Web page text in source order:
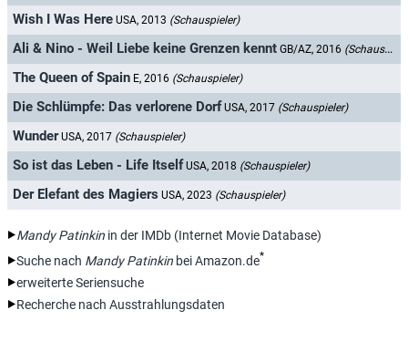
Wish I Was Here USA, 2013 (Schauspieler)
Ali & Nino - Weil Liebe keine Grenzen kennt GB/AZ, 2016 (Schauspieler)
The Queen of Spain E, 2016 (Schauspieler)
Die Schlümpfe: Das verlorene Dorf USA, 2017 (Schauspieler)
Wunder USA, 2017 (Schauspieler)
So ist das Leben - Life Itself USA, 2018 (Schauspieler)
Der Elefant des Magiers USA, 2023 (Schauspieler)
Mandy Patinkin in der IMDb (Internet Movie Database)
Suche nach Mandy Patinkin bei Amazon.de*
erweiterte Seriensuche
Recherche nach Ausstrahlungsdaten